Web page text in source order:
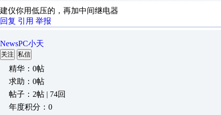
建仪你用低压的，再加中间继电器
回复 引用 举报
NewsPC小天
关注 私信
精华：0帖
求助：0帖
帖子：2帖 | 74回
年度积分：0